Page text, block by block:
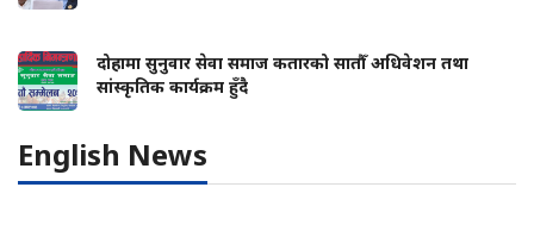
दोहामा सुनुवार सेवा समाज कतारको सातौँ अधिवेशन तथा
सांस्कृतिक कार्यक्रम हुँदै
English News